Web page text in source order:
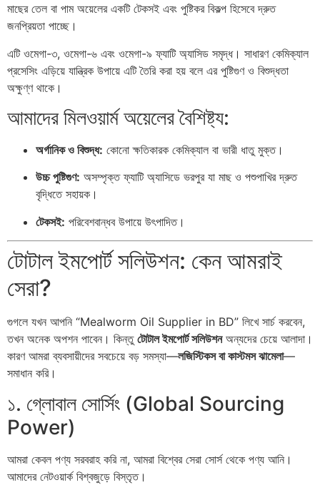
মাছের তেল বা পাম অয়েলের একটি টেকসই এবং পুষ্টিকর বিকল্প হিসেবে দ্রুত
জনপ্রিয়তা পাচ্ছে।
এটি ওমেগা-৩, ওমেগা-৬ এবং ওমেগা-৯ ফ্যাটি অ্যাসিড সমৃদ্ধ। সাধারণ কেমিক্যাল
প্রসেসিং এড়িয়ে যান্ত্রিক উপায়ে এটি তৈরি করা হয় বলে এর পুষ্টিগুণ ও বিশুদ্ধতা
অক্ষুণ্ণ থাকে।
আমাদের মিলওয়ার্ম অয়েলের বৈশিষ্ট্য:
অর্গানিক ও বিশুদ্ধ: কোনো ক্ষতিকারক কেমিক্যাল বা ভারী ধাতু মুক্ত।
উচ্চ পুষ্টিগুণ: অসম্পৃক্ত ফ্যাটি অ্যাসিডে ভরপুর যা মাছ ও পশুপাখির দ্রুত
বৃদ্ধিতে সহায়ক।
টেকসই: পরিবেশবান্ধব উপায়ে উৎপাদিত।
টোটাল ইমপোর্ট সলিউশন: কেন আমরাই
সেরা?
গুগলে যখন আপনি “Mealworm Oil Supplier in BD” লিখে সার্চ করবেন,
তখন অনেক অপশন পাবেন। কিন্তু টোটাল ইমপোর্ট সলিউশনঅন্যদের চেয়ে আলাদা।
কারণ আমরা ব্যবসায়ীদের সবচেয়ে বড় সমস্যা—লজিস্টিকস বা কাস্টমস ঝামেলা—
সমাধান করি।
১. গ্লোবাল সোর্সিং (Global Sourcing
Power)
আমরা কেবল পণ্য সরবরাহ করি না, আমরা বিশ্বের সেরা সোর্স থেকে পণ্য আনি।
আমাদের নেটওয়ার্ক বিশ্বজুড়ে বিস্তৃত।